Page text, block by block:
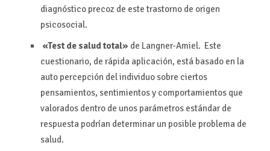
diagnóstico precoz de este trastorno de origen
psicosocial.
«Test de salud total» de Langner-Amiel. Este
cuestionario, de rápida aplicación, está basado en la
auto percepción del individuo sobre ciertos
pensamientos, sentimientos y comportamientos que
valorados dentro de unos parámetros estándar de
respuesta podrían determinar un posible problema de
salud.